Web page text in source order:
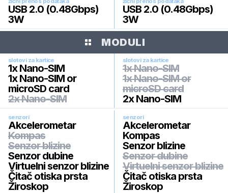
USB 2.0 (0.48Gbps)
3W
USB 2.0 (0.48Gbps)
3W
MODULI
slotovi za kartice
1x Nano-SIM
1x Nano-SIM or
microSD card
2x Nano-SIM
slotovi za kartice
1x Nano-SIM
1x Nano-SIM or
microSD card
2x Nano-SIM
senzori
Akcelerometar
Kompas
Senzor blizine
Senzor dubine
Virtuelni senzor blizine
Čitač otiska prsta
Žiroskop
senzori
Akcelerometar
Kompas
Senzor blizine
Senzor dubine
Virtuelni senzor blizine
Čitač otiska prsta
Žiroskop